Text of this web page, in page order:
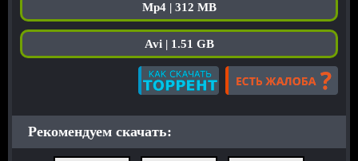
Mp4 | 312 MB
Avi | 1.51 GB
Рекомендуем скачать: